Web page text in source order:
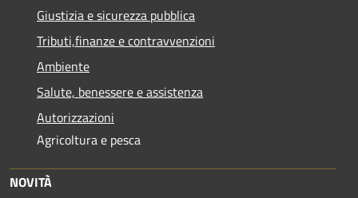
Giustizia e sicurezza pubblica
Tributi,finanze e contravvenzioni
Ambiente
Salute, benessere e assistenza
Autorizzazioni
Agricoltura e pesca
NOVITÀ